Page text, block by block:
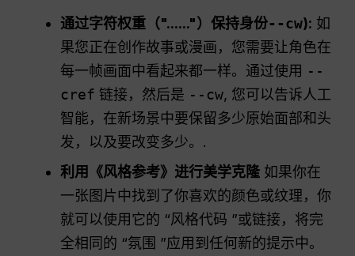
通过字符权重（"......"）保持身份--cw): 如
果您正在创作故事或漫画，您需要让角色在
每一帧画面中看起来都一样。通过使用 --
cref 链接，然后是 --cw, 您可以告诉人工
智能，在新场景中要保留多少原始面部和头
发，以及要改变多少。.
利用《风格参考》进行美学克隆 如果你在
一张图片中找到了你喜欢的颜色或纹理，你
就可以使用它的 “风格代码 ”或链接，将完
全相同的 “氛围 ”应用到任何新的提示中。